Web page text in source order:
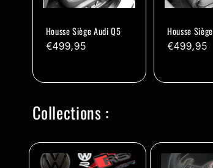
Housse Siège Audi Q5
Prix
€499,95
Housse
Prix
€499,95
Collections :